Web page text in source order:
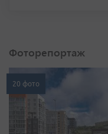
Фоторепортаж
20 фото